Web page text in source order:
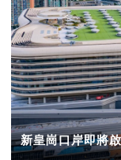
新皇崗口岸即將